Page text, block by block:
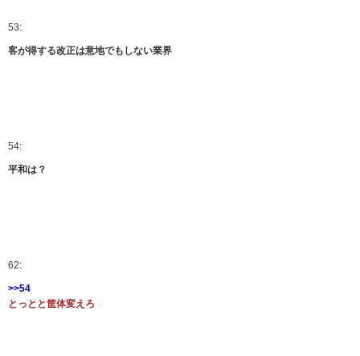
53:
客が得する改正は意地でもしない業界
54:
平和は？
62:
>>54
とっとと筐体変えろ